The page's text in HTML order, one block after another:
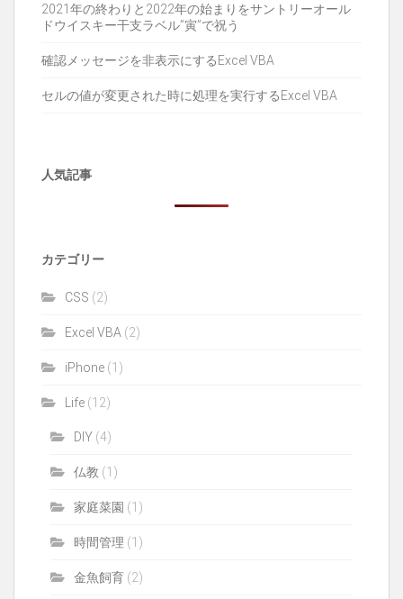
2021年の終わりと2022年の始まりをサントリーオール
ドウイスキー干支ラベル”寅”で祝う
確認メッセージを非表示にするExcel VBA
セルの値が変更された時に処理を実行するExcel VBA
人気記事
カテゴリー
CSS (2)
Excel VBA (2)
iPhone (1)
Life (12)
DIY (4)
仏教 (1)
家庭菜園 (1)
時間管理 (1)
金魚飼育 (2)